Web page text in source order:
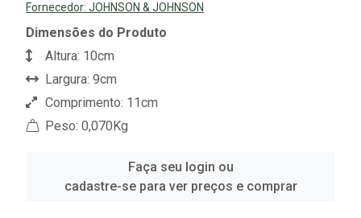
Fornecedor: JOHNSON & JOHNSON
Dimensões do Produto
Altura: 10cm
Largura: 9cm
Comprimento: 11cm
Peso: 0,070Kg
Faça seu login ou
cadastre-se para ver preços e comprar